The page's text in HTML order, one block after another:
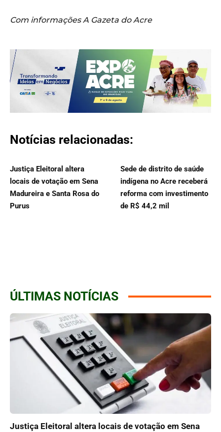
Com informações A Gazeta do Acre
Notícias relacionadas:
Justiça Eleitoral altera
locais de votação em Sena
Madureira e Santa Rosa do
Purus
Sede de distrito de saúde
indígena no Acre receberá
reforma com investimento
de R$ 44,2 mil
ÚLTIMAS NOTÍCIAS
Justiça Eleitoral altera locais de votação em Sena